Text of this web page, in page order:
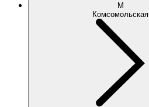
М
Комсомольская